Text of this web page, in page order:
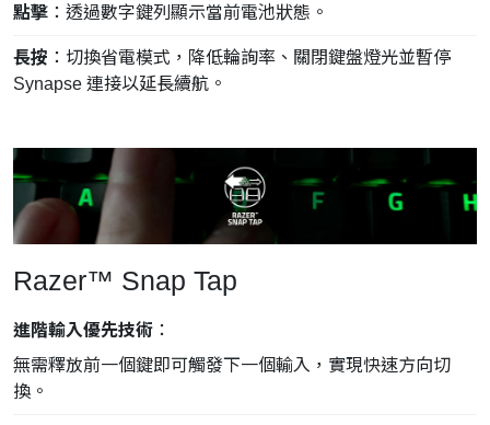
點擊 ：透過數字鍵列顯示當前電池狀態。
長按 ：切換省電模式，降低輪詢率、關閉鍵盤燈光並暫停
Synapse 連接以延長續航。
Razer™ Snap Tap
進階輸入優先技術 ：
無需釋放前一個鍵即可觸發下一個輸入，實現快速方向切
換。